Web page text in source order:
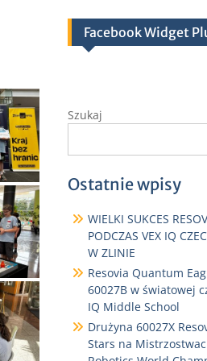
Facebook Widget
Szukaj
Ostatnie wpisy
WIELKI SUKCES
PODCZAS VEX IQ
W ZLINIE
Resovia Quantum
60027B w światowej
IQ Middle School
Drużyna 60027X
Stars na